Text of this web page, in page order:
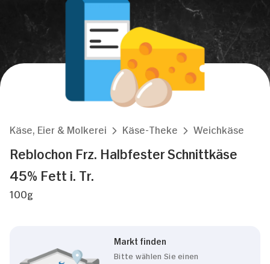
Käse, Eier & Molkerei Käse-Theke Weichkäse
Reblochon Frz. Halbfester Schnittkäse
45% Fett i. Tr.
100g
Markt finden
Bitte wählen Sie einen